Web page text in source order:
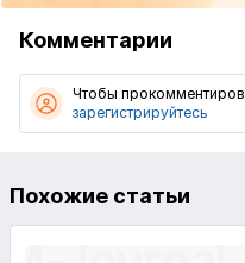
Комментарии
Чтобы
зарегистрируйтесь
Похожие статьи